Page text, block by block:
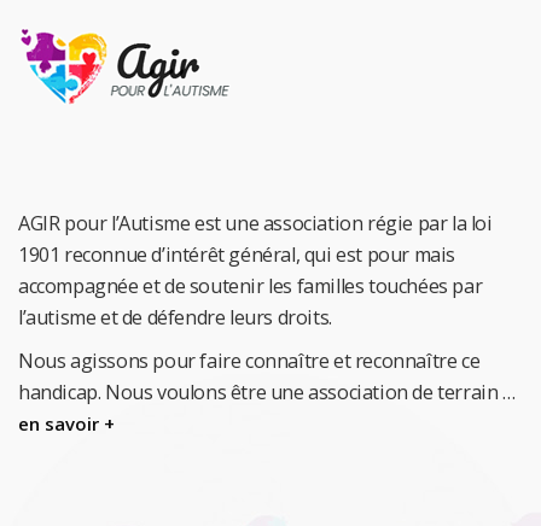
AGIR pour l’Autisme est une association régie par la loi
1901 reconnue d’intérêt général, qui est pour mais
accompagnée et de soutenir les familles touchées par
l’autisme et de défendre leurs droits.
Nous agissons pour faire connaître et reconnaître ce
handicap. Nous voulons être une association de terrain …
en savoir +